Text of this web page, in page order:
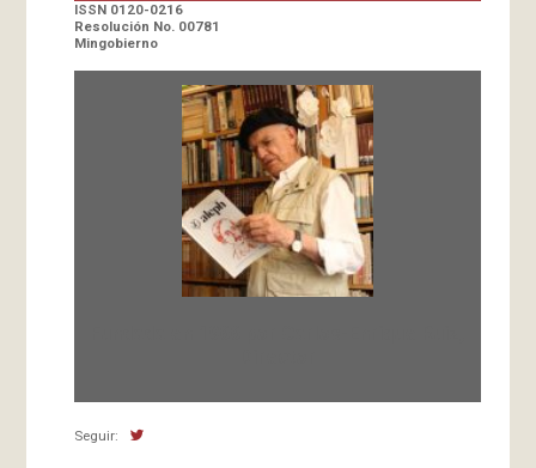
ISSN 0120-0216
Resolución No. 00781
Mingobierno
Seguir: